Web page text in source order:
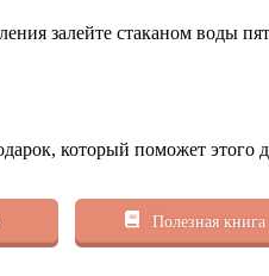
залейте стаканом воды
который поможет этого
Полезная книга